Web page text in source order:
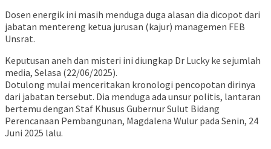
Dosen energik ini masih menduga duga alasan dia dicopot dari
jabatan mentereng ketua jurusan (kajur) managemen FEB
Unsrat.
Keputusan aneh dan misteri ini diungkap Dr Lucky ke sejumlah
media, Selasa (22/06/2025).
Dotulong mulai menceritakan kronologi pencopotan dirinya
dari jabatan tersebut. Dia menduga ada unsur politis, lantaran
bertemu dengan Staf Khusus Gubernur Sulut Bidang
Perencanaan Pembangunan, Magdalena Wulur pada Senin, 24
Juni 2025 lalu.